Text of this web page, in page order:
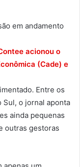
em andamento
acionou o
(Cade) e
Entre os
o jornal aponta
ainda pequenas
outras gestoras